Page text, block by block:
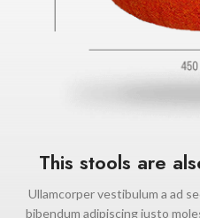
This stools are
Ullamcorper vestibulum a ad
bibendum adipiscing justo